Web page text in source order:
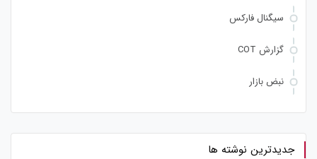
سیگنال فارکس
گزارش COT
نبض بازار
جدیدترین نوشته ها